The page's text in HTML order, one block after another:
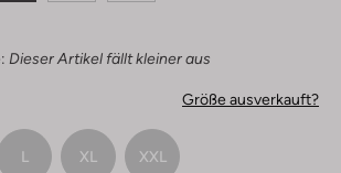
Dieser Artikel fällt kleiner aus
Größe ausverkauft?
L XL XXL